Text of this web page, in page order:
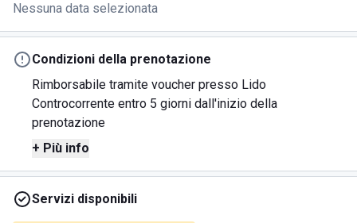
Nessuna data selezionata
Condizioni della prenotazione
Rimborsabile tramite voucher presso Lido
Controcorrente entro 5 giorni dall'inizio della
prenotazione
+ Più info
Servizi disponibili